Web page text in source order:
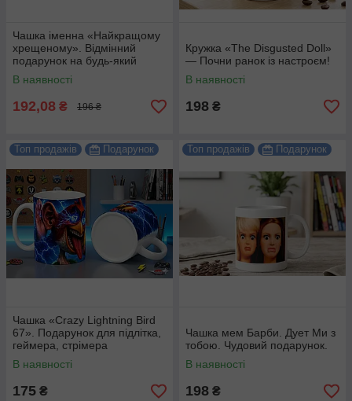
Чашка іменна «Найкращому
хрещеному». Відмінний
подарунок на будь-який
привід.
В наявності
192,08 ₴ 196 ₴
Кружка «The Disgusted Doll»
— Почни ранок із настроєм!
В наявності
198 ₴
Топ продажів Подарунок
Чашка «Crazy Lightning Bird
67». Подарунок для підлітка,
геймера, стрімера
В наявності
175 ₴
Топ продажів Подарунок
Чашка мем Барби. Дует Ми з
тобою. Чудовий подарунок.
В наявності
198 ₴